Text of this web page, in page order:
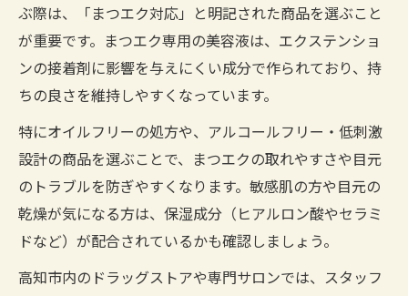
ぶ際は、「まつエク対応」と明記された商品を選ぶこと
が重要です。まつエク専用の美容液は、エクステンショ
ンの接着剤に影響を与えにくい成分で作られており、持
ちの良さを維持しやすくなっています。
特にオイルフリーの処方や、アルコールフリー・低刺激
設計の商品を選ぶことで、まつエクの取れやすさや目元
のトラブルを防ぎやすくなります。敏感肌の方や目元の
乾燥が気になる方は、保湿成分（ヒアルロン酸やセラミ
ドなど）が配合されているかも確認しましょう。
高知市内のドラッグストアや専門サロンでは、スタッフ